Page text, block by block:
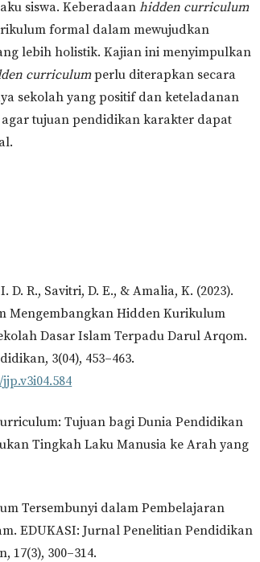
siswa. Keberadaanhidden curriculum
formal dalam mewujudkan
lebih holistik. Kajian ini menyimpulkan
curriculumperlu diterapkan secara
sekolah yang positif dan keteladanan
tujuan pendidikan karakter dapat
D. R., Savitri, D. E., & Amalia, K. (2023).
Mengembangkan Hidden Kurikulum
Dasar Islam Terpadu Darul Arqom.
3(04), 453–463.
Tujuan bagi Dunia Pendidikan
Tingkah Laku Manusia ke Arah yang
Tersembunyi dalam Pembelajaran
EDUKASI: Jurnal Penelitian Pendidikan
17(3), 300–314.